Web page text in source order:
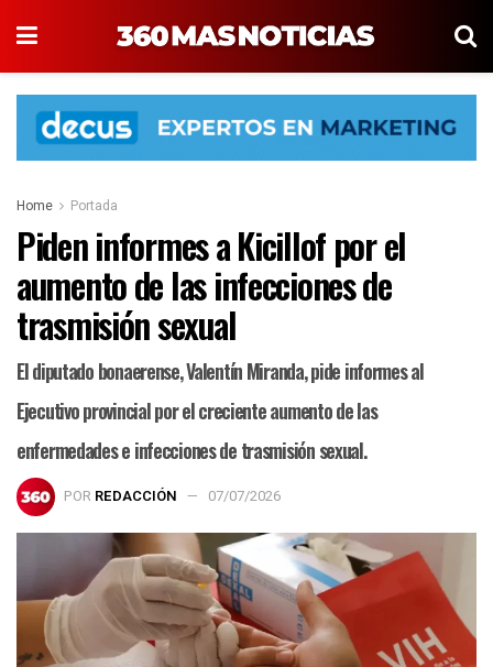
Home Portada
Piden informes a Kicillof por el
aumento de las infecciones de
trasmisión sexual
El diputado bonaerense, Valentín Miranda, pide informes al
Ejecutivo provincial por el creciente aumento de las
enfermedades e infecciones de trasmisión sexual.
POR REDACCIÓN 07/07/2026